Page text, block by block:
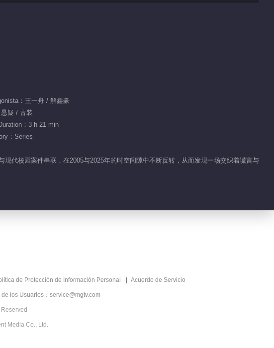
Estudiante Gato
Estudiante Gato
Leopardo 2
：王一舟 / 解鑫豪
疑 / 古装
：3 h 21 min
：Series
代校园案件串联，在2005与2025年的时空间隙中不断反转，从而发现一场交织着谎言与
de Protección de Información Personal Acuerdo de Servicio
los Usuarios：service@mgtv.com
Media Co., Ltd.